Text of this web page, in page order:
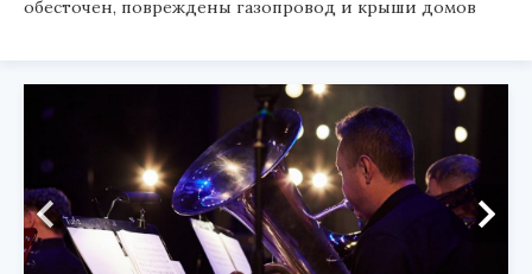
обесточен, повреждены газопровод и крыши домов